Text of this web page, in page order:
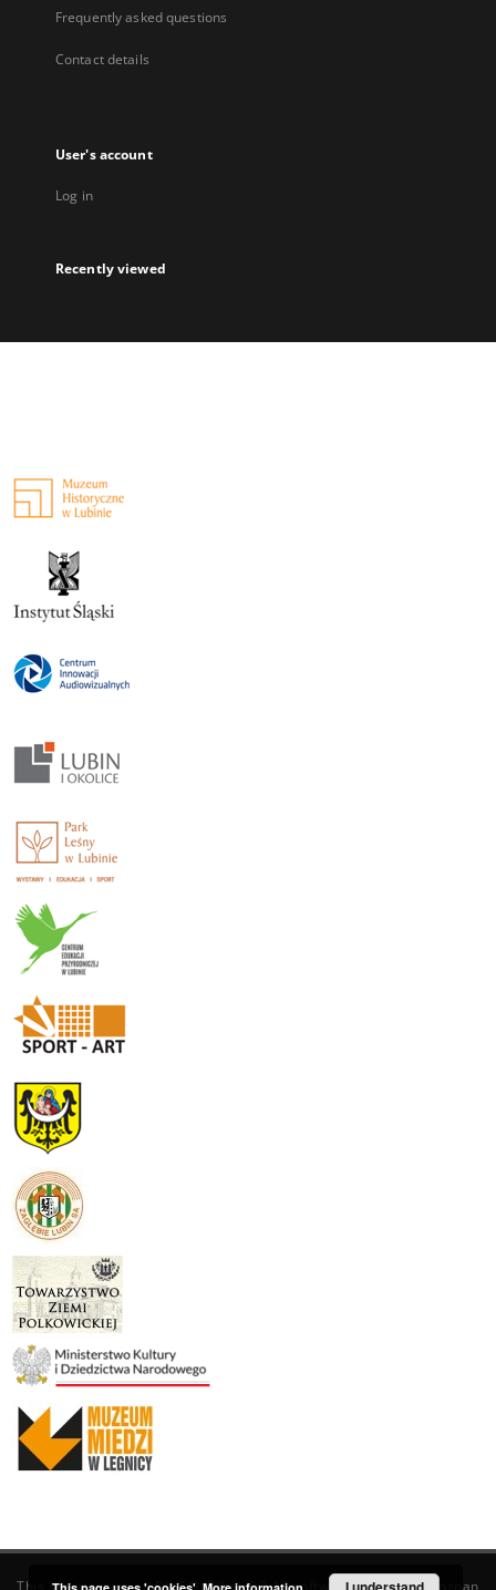
Frequently asked questions
Contact details
User's account
Log in
Recently viewed
This service runs onDInGO dLibra 6.3.19software created by Poznan